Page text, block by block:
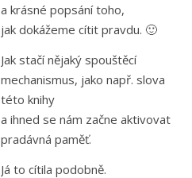
a krásné popsání toho,
jak dokážeme cítit pravdu. 🙂
Jak stačí nějaký spouštěcí
mechanismus, jako např. slova
této knihy
a ihned se nám začne aktivovat
pradávná paměť.
Já to cítila podobně.